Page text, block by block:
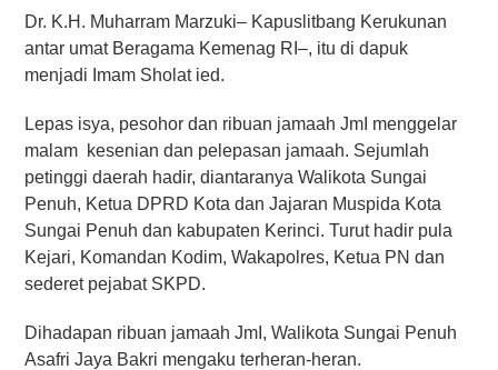
Dr. K.H. Muharram Marzuki– Kapuslitbang Kerukunan
antar umat Beragama Kemenag RI–, itu di dapuk
menjadi Imam Sholat ied.
Lepas isya, pesohor dan ribuan jamaah JmI menggelar
malam kesenian dan pelepasan jamaah. Sejumlah
petinggi daerah hadir, diantaranya Walikota Sungai
Penuh, Ketua DPRD Kota dan Jajaran Muspida Kota
Sungai Penuh dan kabupaten Kerinci. Turut hadir pula
Kejari, Komandan Kodim, Wakapolres, Ketua PN dan
sederet pejabat SKPD.
Dihadapan ribuan jamaah JmI, Walikota Sungai Penuh
Asafri Jaya Bakri mengaku terheran-heran.